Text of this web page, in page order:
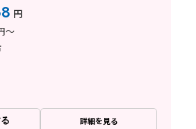
円
～
詳細を見る